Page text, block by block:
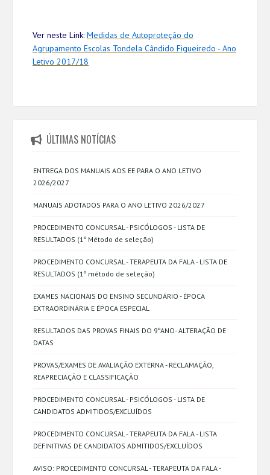
Ver neste Link: Medidas de Autoproteção do
Agrupamento Escolas Tondela Cândido Figueiredo - Ano
Letivo 2017/18
ÚLTIMAS NOTÍCIAS
ENTREGA DOS MANUAIS AOS EE PARA O ANO LETIVO
2026/2027
MANUAIS ADOTADOS PARA O ANO LETIVO 2026/2027
PROCEDIMENTO CONCURSAL - PSICÓLOGOS - LISTA DE
RESULTADOS (1º Método de seleção)
PROCEDIMENTO CONCURSAL - TERAPEUTA DA FALA - LISTA DE
RESULTADOS (1º método de seleção)
EXAMES NACIONAIS DO ENSINO SECUNDÁRIO - ÉPOCA
EXTRAORDINÁRIA E ÉPOCA ESPECIAL
RESULTADOS DAS PROVAS FINAIS DO 9ºANO- ALTERAÇÃO DE
DATAS
PROVAS/EXAMES DE AVALIAÇÃO EXTERNA - RECLAMAÇÃO,
REAPRECIAÇÃO E CLASSIFICAÇÃO
PROCEDIMENTO CONCURSAL - PSICÓLOGOS - LISTA DE
CANDIDATOS ADMITIDOS/EXCLUÍDOS
PROCEDIMENTO CONCURSAL - TERAPEUTA DA FALA - LISTA
DEFINITIVAS DE CANDIDATOS ADMITIDOS/EXCLUÍDOS
AVISO: PROCEDIMENTO CONCURSAL - TERAPEUTA DA FALA -